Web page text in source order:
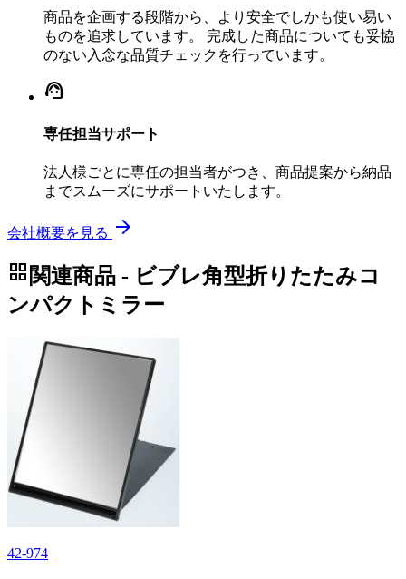
商品を企画する段階から、より安全でしかも使い易い
ものを追求しています。 完成した商品についても妥協
のない入念な品質チェックを行っています。
support_agent
専任担当サポート
法人様ごとに専任の担当者がつき、商品提案から納品
までスムーズにサポートいたします。
会社概要を見る arrow_forward
grid_view 関連商品 - ビブレ角型折りたたみコ
ンパクトミラー
42-974